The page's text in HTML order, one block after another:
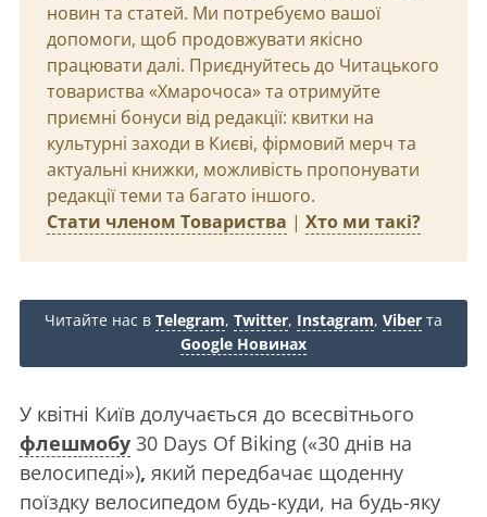
новин та статей. Ми потребуємо вашої
допомоги, щоб продовжувати якісно
працювати далі. Приєднуйтесь до Читацького
товариства «Хмарочоса» та отримуйте
приємні бонуси від редакції: квитки на
культурні заходи в Києві, фірмовий мерч та
актуальні книжки, можливість пропонувати
редакції теми та багато іншого.
Стати членом Товариства | Хто ми такі?
Читайте нас в Telegram, Twitter, Instagram, Viber та
Google Новинах
У квітні Київ долучається до всесвітнього
флешмобу 30 Days Of Biking («30 днів на
велосипеді»), який передбачає щоденну
поїздку велосипедом будь-куди, на будь-яку